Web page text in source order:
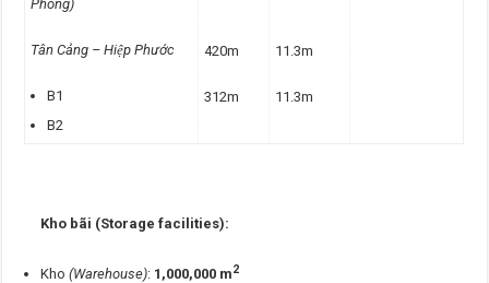
Phòng)
Tân Cảng – Hiệp Phước
B1
B2
420m
312m
11.3m
11.3m
Kho bãi (Storage facilities):
Kho(Warehouse): 1,000,000 m2